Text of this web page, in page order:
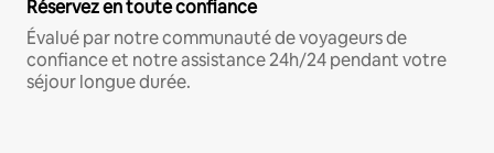
Réservez en toute confiance
Évalué par notre communauté de voyageurs de
confiance et notre assistance 24h/24 pendant votre
séjour longue durée.